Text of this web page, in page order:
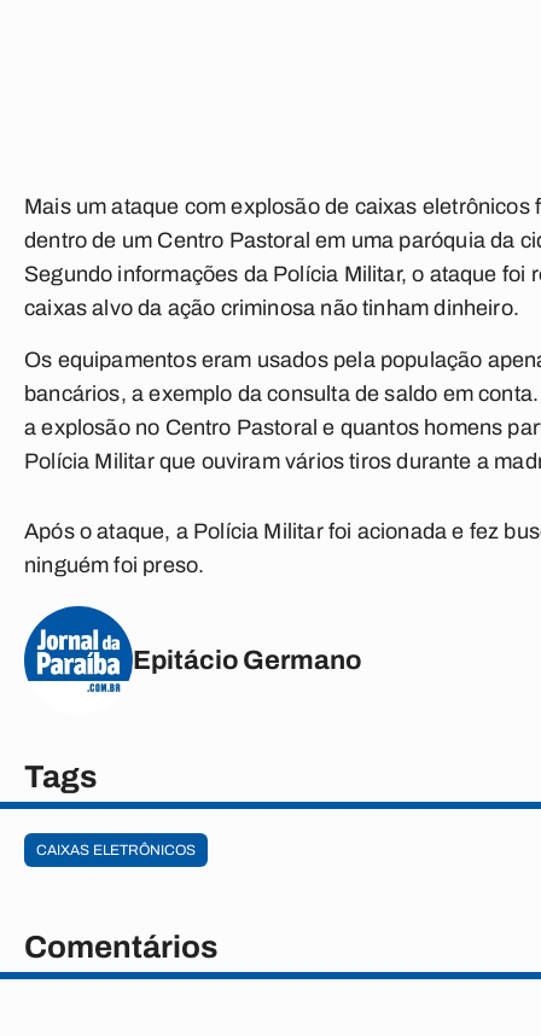
Mais um ataque com explosão de caixas
dentro de um Centro Pastoral em uma paróquia da
Segundo informações da Polícia Militar, o ataque
caixas alvo da ação criminosa não tinham dinheiro.
Os equipamentos eram usados pela população
bancários, a exemplo da consulta de saldo em
a explosão no Centro Pastoral e quantos homens
Polícia Militar que ouviram vários tiros durante a
Após o ataque, a Polícia Militar foi acionada e fez
ninguém foi preso.
Epitácio Germano
Tags
CAIXAS ELETRÔNICOS
Comentários